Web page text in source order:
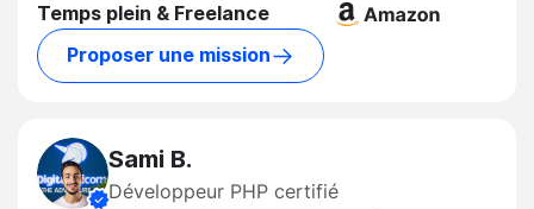
Temps plein & Freelance
Proposer une mission
Sami B.
Développeur PHP certifié